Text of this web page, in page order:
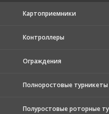
Картоприемники
Контроллеры
Ограждения
Полноростовые
Полуростовые роторные